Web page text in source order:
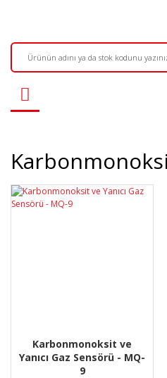
Karbonmonoksit ve
Yanıcı Gaz Sensörü - MQ-
9